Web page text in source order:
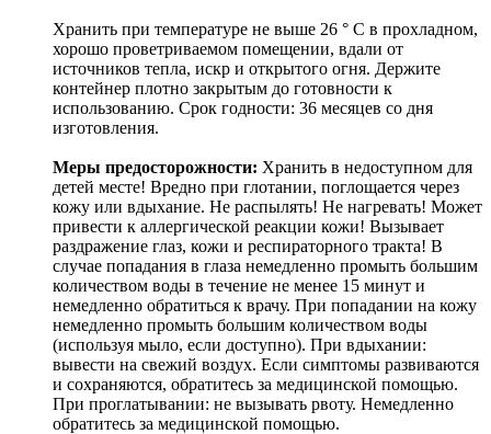
Хранить при температуре не выше 26 ° C в прохладном,
хорошо проветриваемом помещении, вдали от
источников тепла, искр и открытого огня. Держите
контейнер плотно закрытым до готовности к
использованию. Срок годности: 36 месяцев со дня
изготовления.
Меры предосторожности: Хранить в недоступном для
детей месте! Вредно при глотании, поглощается через
кожу или вдыхание. Не распылять! Не нагревать! Может
привести к аллергической реакции кожи! Вызывает
раздражение глаз, кожи и респираторного тракта! В
случае попадания в глаза немедленно промыть большим
количеством воды в течение не менее 15 минут и
немедленно обратиться к врачу. При попадании на кожу
немедленно промыть большим количеством воды
(используя мыло, если доступно). При вдыхании:
вывести на свежий воздух. Если симптомы развиваются
и сохраняются, обратитесь за медицинской помощью.
При проглатывании: не вызывать рвоту. Немедленно
обратитесь за медицинской помощью.